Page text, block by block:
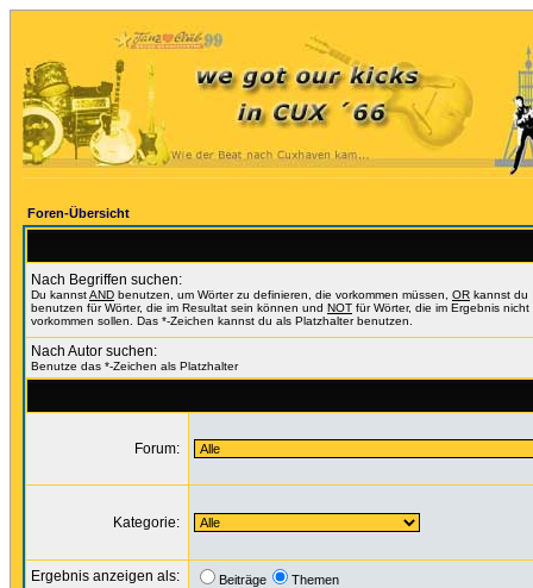
Foren-Übersicht
Nach Begriffen suchen:
Du kannstAND benutzen, um Wörter zu definieren, die vorkommen müssen, OR kannst du
benutzen für Wörter, die im Resultat sein können und NOT für Wörter, die im Ergebnis nicht
vorkommen sollen. Das *-Zeichen kannst du als Platzhalter benutzen.
Nach Autor suchen:
Benutze das *-Zeichen als Platzhalter
Forum:
Kategorie:
Ergebnis anzeigen als: Beiträge Themen